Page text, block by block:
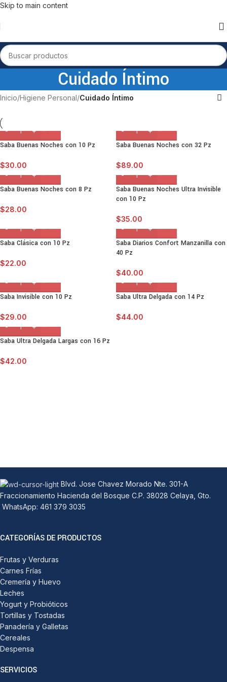
Skip to main content
Cuidado Íntimo
Inicio/Higiene Personal/Cuidado Íntimo
Saba Buenas Noches con 10 Pz
$30.00
Saba Buenas Noches con 32 Pz
$89.00
Saba Buenas Noches con 8 Pz
$28.00
Saba Buenas Noches Ultra Invisible
con 10 Pz
$35.00
Saba Clásica con 10 Pz
$22.00
Saba Diarios Confort Manzanilla con
40 Pz
$40.00
Saba Invisible con 10 Pz
$29.00
Saba Ultra Delgada con 14 Pz
$44.00
Saba Ultra Delgada Largas con 16 Pz
$42.00
Blvd. Jose Chavez Morado Nte. 301-A
Fraccionamiento Hacienda del Bosque C.P. 38028 Celaya, Gto.
WhatsApp: 461 379 3035
CATEGORÍAS DE PRODUCTOS
Frutas y Verduras
Carnes Frías
Cremería y Huevo
Leches
Yogurt y Probióticos
Tortillas y Tostadas
Panadería y Galletas
Cereales
Despensa
SERVICIOS